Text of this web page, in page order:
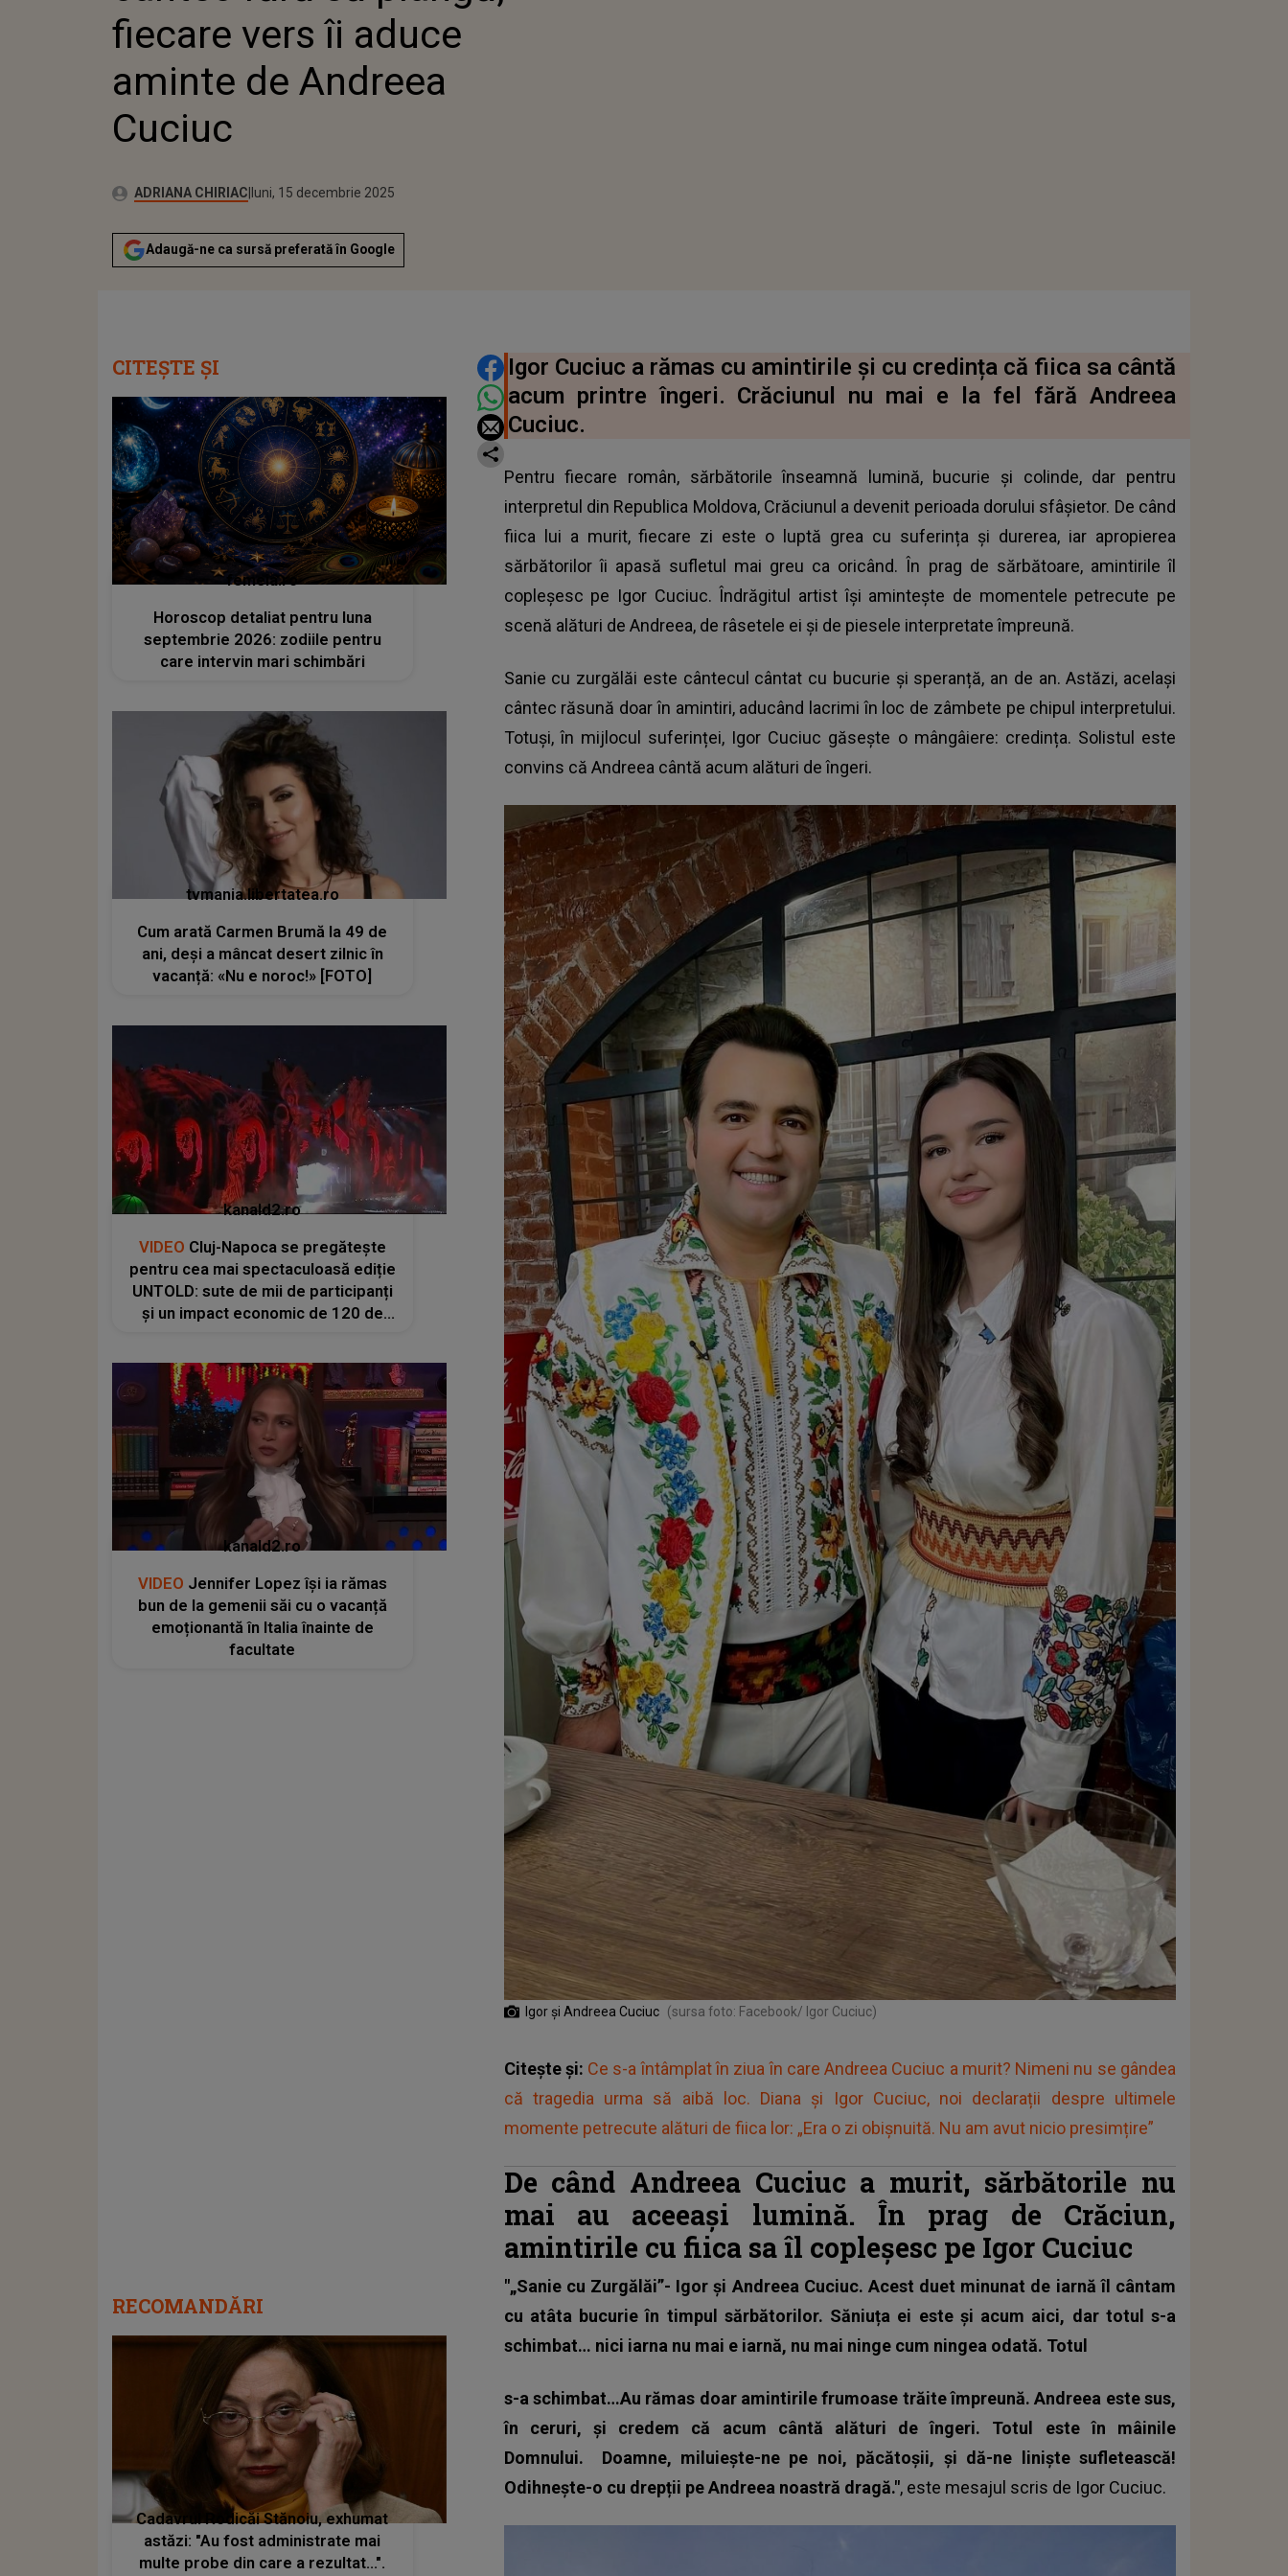
fiecare vers îi aduce
aminte de Andreea
Cuciuc
Autor:ADRIANA CHIRIACPublicat:
luni, 15 decembrie 2025
Actualizat:
luni, 15 decembrie 2025
Adaugă-ne ca sursă preferată în Google
DISTRIBUIE ARTICOLUL
Igor Cuciuc a rămas cu amintirile și cu credința că fiica sa cântă
acum printre îngeri. Crăciunul nu mai e la fel fără Andreea
Cuciuc.
Pentru fiecare român, sărbătorile înseamnă lumină, bucurie și colinde, dar pentru
interpretul din Republica Moldova, Crăciunul a devenit perioada dorului sfâșietor. De când
fiica lui a murit, fiecare zi este o luptă grea cu suferința și durerea, iar apropierea
sărbătorilor îi apasă sufletul mai greu ca oricând. În prag de sărbătoare, amintirile îl
copleșesc pe Igor Cuciuc. Îndrăgitul artist își amintește de momentele petrecute pe
scenă alături de Andreea, de râsetele ei și de piesele interpretate împreună.
Sanie cu zurgălăi este cântecul cântat cu bucurie și speranță, an de an. Astăzi, același
cântec răsună doar în amintiri, aducând lacrimi în loc de zâmbete pe chipul interpretului.
Totuși, în mijlocul suferinței, Igor Cuciuc găsește o mângâiere: credința. Solistul este
convins că Andreea cântă acum alături de îngeri.
Igor și Andreea Cuciuc (sursa foto: Facebook/ Igor Cuciuc)
Citește și: Ce s-a întâmplat în ziua în care Andreea Cuciuc a murit? Nimeni nu se gândea
că tragedia urma să aibă loc. Diana și Igor Cuciuc, noi declarații despre ultimele
momente petrecute alături de fiica lor: „Era o zi obișnuită. Nu am avut nicio presimțire”
De când Andreea Cuciuc a murit, sărbătorile nu
mai au aceeași lumină. În prag de Crăciun,
amintirile cu fiica sa îl copleșesc pe Igor Cuciuc
"„Sanie cu Zurgălăi”- Igor și Andreea Cuciuc. Acest duet minunat de iarnă îl cântam
cu atâta bucurie în timpul sărbătorilor. Săniuța ei este și acum aici, dar totul s-a
schimbat… nici iarna nu mai e iarnă, nu mai ninge cum ningea odată. Totul
s-a schimbat…Au rămas doar amintirile frumoase trăite împreună. Andreea este sus,
în ceruri, și credem că acum cântă alături de îngeri. Totul este în mâinile
Domnului. Doamne, miluiește-ne pe noi, păcătoșii, și dă-ne liniște sufletească!
Odihnește-o cu drepții pe Andreea noastră dragă.", este mesajul scris de Igor Cuciuc.
CITEȘTE ȘI
femeia.ro
Horoscop detaliat pentru luna
septembrie 2026: zodiile pentru
care intervin mari schimbări
tvmania.libertatea.ro
Cum arată Carmen Brumă la 49 de
ani, deși a mâncat desert zilnic în
vacanță: «Nu e noroc!» [FOTO]
kanald2.ro
VIDEO Cluj-Napoca se pregătește
pentru cea mai spectaculoasă ediție
UNTOLD: sute de mii de participanți
și un impact economic de 120 de
kanald2.ro
VIDEO Jennifer Lopez își ia rămas
bun de la gemenii săi cu o vacanță
emoționantă în Italia înainte de
facultate
RECOMANDĂRI
Cadavrul Rodicăi Stănoiu, exhumat
astăzi: "Au fost administrate mai
multe probe din care a rezultat...".